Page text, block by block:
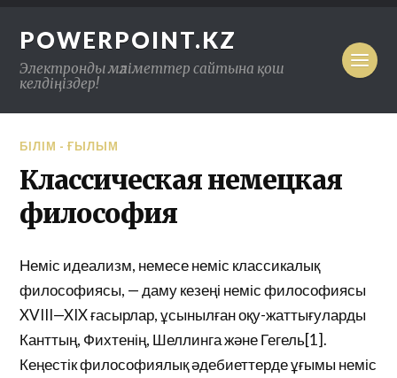
POWERPOINT.KZ
Электронды мәліметтер сайтына қош
келдіңіздер!
БІЛІМ - ҒЫЛЫМ
Классическая немецкая
философия
Неміс идеализм, немесе неміс классикалық
философиясы, — даму кезеңі неміс философиясы
XVIII—XIX ғасырлар, ұсынылған оқу-жаттығуларды
Канттың, Фихтенің, Шеллинга және Гегель[1].
Кеңестік философиялық әдебиеттерде ұғымы неміс